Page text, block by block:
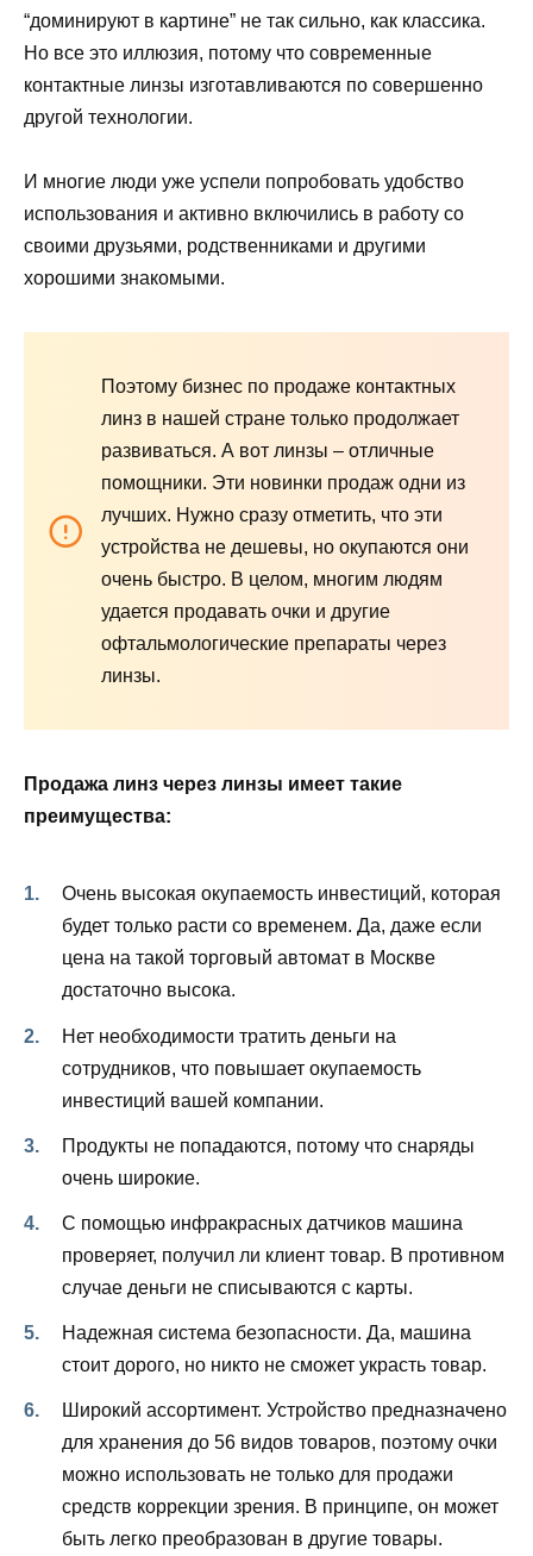
“доминируют в картине” не так сильно, как классика.
Но все это иллюзия, потому что современные
контактные линзы изготавливаются по совершенно
другой технологии.
И многие люди уже успели попробовать удобство
использования и активно включились в работу со
своими друзьями, родственниками и другими
хорошими знакомыми.
Поэтому бизнес по продаже контактных
линз в нашей стране только продолжает
развиваться. А вот линзы – отличные
помощники. Эти новинки продаж одни из
лучших. Нужно сразу отметить, что эти
устройства не дешевы, но окупаются они
очень быстро. В целом, многим людям
удается продавать очки и другие
офтальмологические препараты через
линзы.
Продажа линз через линзы имеет такие
преимущества:
Очень высокая окупаемость инвестиций, которая
будет только расти со временем. Да, даже если
цена на такой торговый автомат в Москве
достаточно высока.
Нет необходимости тратить деньги на
сотрудников, что повышает окупаемость
инвестиций вашей компании.
Продукты не попадаются, потому что снаряды
очень широкие.
С помощью инфракрасных датчиков машина
проверяет, получил ли клиент товар. В противном
случае деньги не списываются с карты.
Надежная система безопасности. Да, машина
стоит дорого, но никто не сможет украсть товар.
Широкий ассортимент. Устройство предназначено
для хранения до 56 видов товаров, поэтому очки
можно использовать не только для продажи
средств коррекции зрения. В принципе, он может
быть легко преобразован в другие товары.